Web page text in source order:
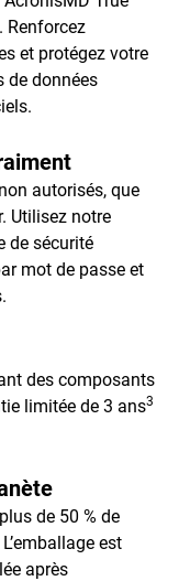
. Renforcez
et protégez votre
de données
autorisés, que
Utilisez notre
de sécurité
mot de passe et
des composants
limitée de 3 ans3
de 50 % de
est
après